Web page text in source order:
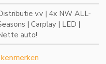
v.v | 4x NW ALL-
| Carplay | LED |
auto!